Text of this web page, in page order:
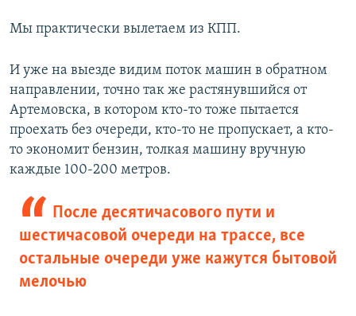
Мы практически вылетаем из КПП.
И уже на выезде видим поток машин в обратном
направлении, точно так же растянувшийся от
Артемовска, в котором кто-то тоже пытается
проехать без очереди, кто-то не пропускает, а кто-
то экономит бензин, толкая машину вручную
каждые 100-200 метров.
После десятичасового пути и
шестичасовой очереди на трассе, все
остальные очереди уже кажутся бытовой
мелочью